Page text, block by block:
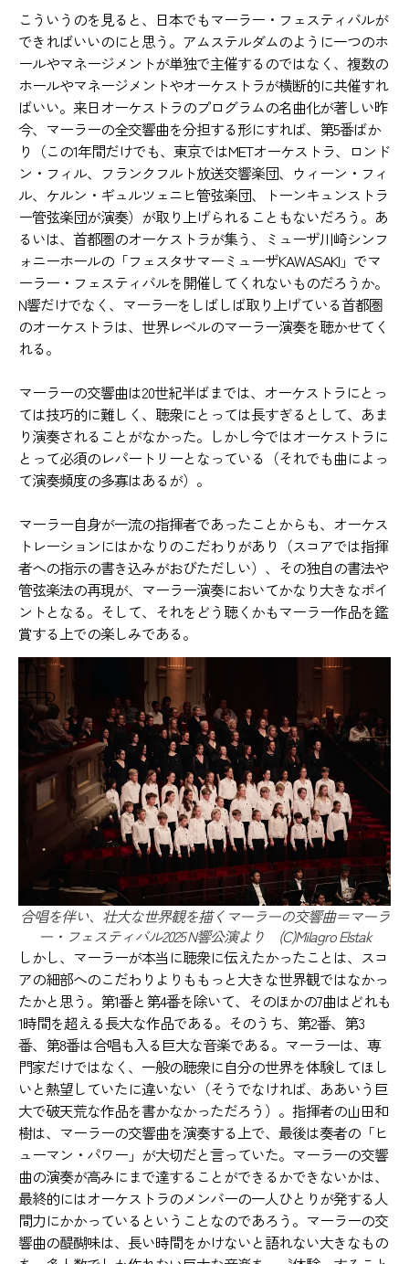
こういうのを見ると、日本でもマーラー・フェスティバルが
できればいいのにと思う。アムステルダムのように一つのホ
ールやマネージメントが単独で主催するのではなく、複数の
ホールやマネージメントやオーケストラが横断的に共催すれ
ばいい。来日オーケストラのプログラムの名曲化が著しい昨
今、マーラーの全交響曲を分担する形にすれば、第5番ばか
り（この1年間だけでも、東京ではMETオーケストラ、ロンド
ン・フィル、フランクフルト放送交響楽団、ウィーン・フィ
ル、ケルン・ギュルツェニヒ管弦楽団、トーンキュンストラ
ー管弦楽団が演奏）が取り上げられることもないだろう。あ
るいは、首都圏のオーケストラが集う、ミューザ川崎シンフ
ォニーホールの「フェスタサマーミューザKAWASAKI」でマ
ーラー・フェスティバルを開催してくれないものだろうか。
N響だけでなく、マーラーをしばしば取り上げている首都圏
のオーケストラは、世界レベルのマーラー演奏を聴かせてく
れる。
マーラーの交響曲は20世紀半ばまでは、オーケストラにとっ
ては技巧的に難しく、聴衆にとっては長すぎるとして、あま
り演奏されることがなかった。しかし今ではオーケストラに
とって必須のレパートリーとなっている（それでも曲によっ
て演奏頻度の多寡はあるが）。
マーラー自身が一流の指揮者であったことからも、オーケス
トレーションにはかなりのこだわりがあり（スコアでは指揮
者への指示の書き込みがおびただしい）、その独自の書法や
管弦楽法の再現が、マーラー演奏においてかなり大きなポイ
ントとなる。そして、それをどう聴くかもマーラー作品を鑑
賞する上での楽しみである。
合唱を伴い、壮大な世界観を描くマーラーの交響曲＝マーラ
ー・フェスティバル2025 N響公演より (C)Milagro Elstak
しかし、マーラーが本当に聴衆に伝えたかったことは、スコ
アの細部へのこだわりよりももっと大きな世界観ではなかっ
たかと思う。第1番と第4番を除いて、そのほかの7曲はどれも
1時間を超える長大な作品である。そのうち、第2番、第3
番、第8番は合唱も入る巨大な音楽である。マーラーは、専
門家だけではなく、一般の聴衆に自分の世界を体験してほし
いと熱望していたに違いない（そうでなければ、ああいう巨
大で破天荒な作品を書かなかっただろう）。指揮者の山田和
樹は、マーラーの交響曲を演奏する上で、最後は奏者の「ヒ
ューマン・パワー」が大切だと言っていた。マーラーの交響
曲の演奏が高みにまで達することができるかできないかは、
最終的にはオーケストラのメンバーの一人ひとりが発する人
間力にかかっているということなのであろう。マーラーの交
響曲の醍醐味は、長い時間をかけないと語れない大きなもの